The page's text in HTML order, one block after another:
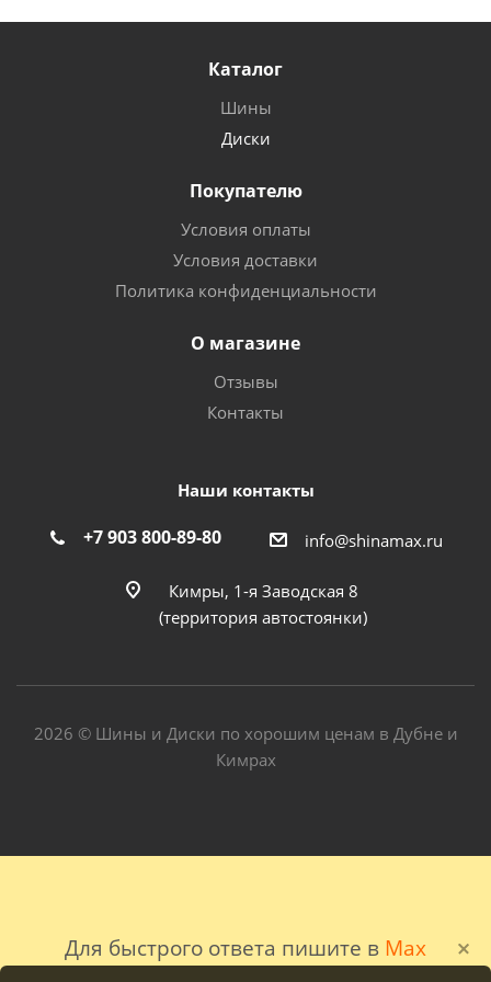
Для быстрого ответа пишите в Max
Каталог
Шины
Диски
Покупателю
Условия оплаты
Условия доставки
Политика конфиденциальности
О магазине
Отзывы
Контакты
Наши контакты
+7 903 800-89-80 info@shinamax.ru
Кимры, 1-я Заводская 8
(территория автостоянки)
2026 © Шины и Диски по хорошим ценам в Дубне и
Кимрах